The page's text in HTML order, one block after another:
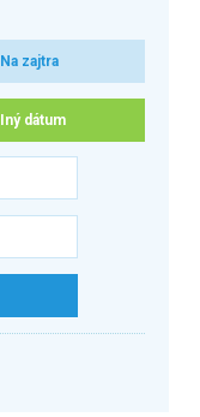
Na zajtra
Iný dátum